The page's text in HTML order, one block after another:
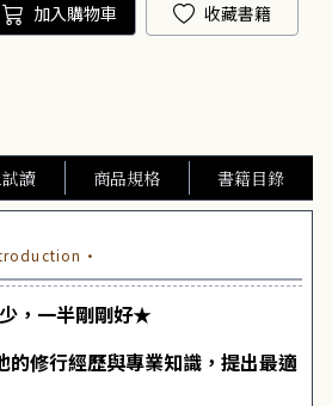
加入購物車 收藏書籍
讀 商品規格 書籍目錄
，一半剛剛好★
的修行經歷與專業知識，提出最適